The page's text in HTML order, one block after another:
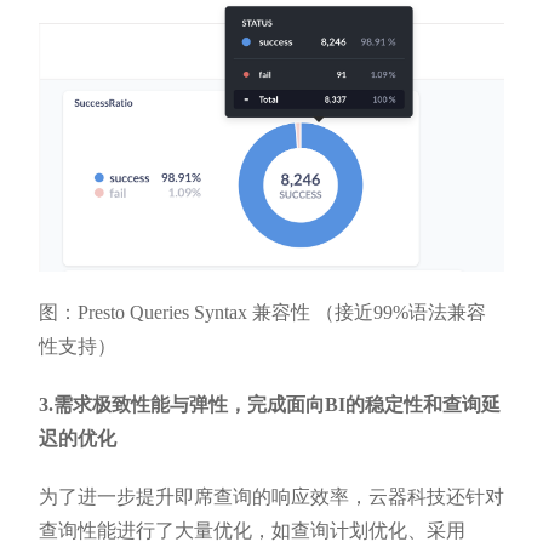
图：Presto Queries Syntax 兼容性 （接近99%语法兼容
性支持）
3.需求极致性能与弹性，完成面向BI的稳定性和查询延
迟的优化
为了进一步提升即席查询的响应效率，云器科技还针对
查询性能进行了大量优化，如查询计划优化、采用